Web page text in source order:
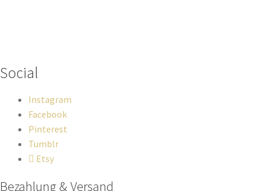
Social
Instagram
Facebook
Pinterest
Tumblr
Etsy
Bezahlung & Versand